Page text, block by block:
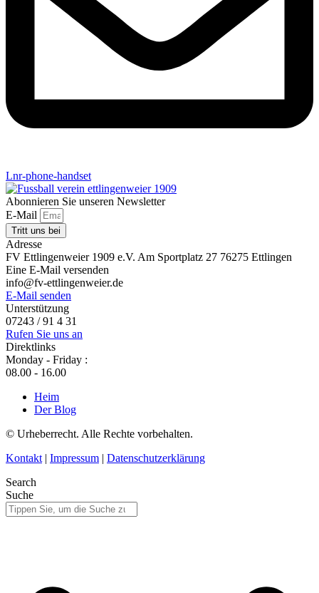
Lnr-phone-handset
Abonnieren Sie unseren Newsletter
E-Mail
Tritt uns bei
Adresse
FV Ettlingenweier 1909 e.V. Am Sportplatz 27 76275 Ettlingen
Eine E-Mail versenden
info@fv-ettlingenweier.de
E-Mail senden
Unterstützung
07243 / 91 4 31
Rufen Sie uns an
Direktlinks
Monday - Friday :
08.00 - 16.00
Heim
Der Blog
© Urheberrecht. Alle Rechte vorbehalten.
Kontakt | Impressum | Datenschutzerklärung
Search
Suche